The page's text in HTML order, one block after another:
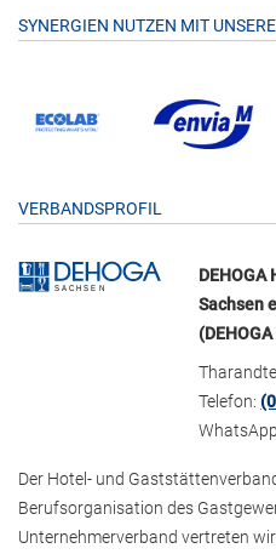
SYNERGIEN NUTZEN MIT
VERBANDSPROFIL
Sachsen
Telefon:
Der Hotel- und
Berufsorganisation des
Unternehmerverband vertreten